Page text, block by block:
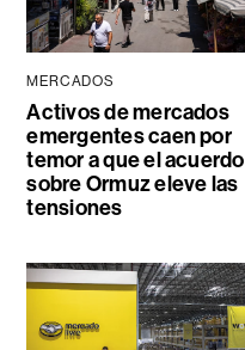
MERCADOS
Activos de mercados
emergentes caen por
temor a que el acuerdo
sobre Ormuz eleve las
tensiones